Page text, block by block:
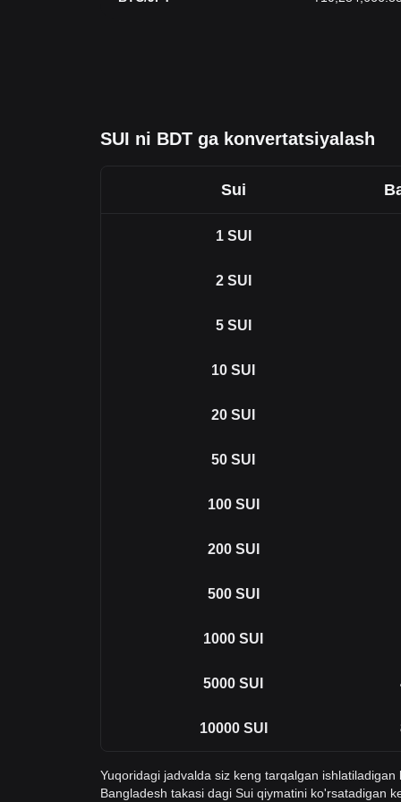
SUI ni BDT ga konvertatsiyalash
Sui
1 SUI
2 SUI
5 SUI
10 SUI
20 SUI
50 SUI
100 SUI
200 SUI
500 SUI
1000 SUI
5000 SUI
10000 SUI
Yuqoridagi jadvalda siz keng tarqalgan
Bangladesh takasi dagi Sui qiymatini ko'rsatadigan